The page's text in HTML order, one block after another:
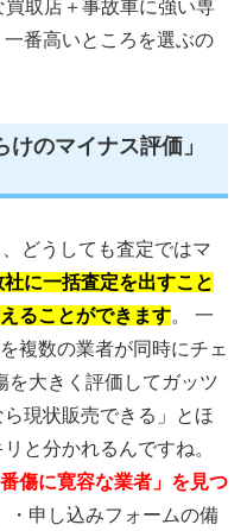
取店＋事故車に強い専
番高いところを選ぶの
のマイナス評価」
うしても査定ではマ
社に一括査定を出すこと
ることができます。 一
複数の業者が同時にチェ
を大きく評価してガッツ
現状販売できる」とほ
と分かれるんですね。
傷に寛容な業者」を見つ
・申し込みフォームの備